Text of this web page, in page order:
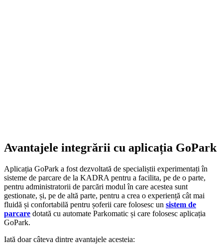
Avantajele integrării cu aplicația GoPark
Aplicația GoPark a fost dezvoltată de specialiștii experimentați în
sisteme de parcare de la KADRA pentru a facilita, pe de o parte,
pentru administratorii de parcări modul în care acestea sunt
gestionate, și, pe de altă parte, pentru a crea o experiență cât mai
fluidă și confortabilă pentru șoferii care folosesc un sistem de
parcare dotată cu automate Parkomatic și care folosesc aplicația
GoPark.
Iată doar câteva dintre avantajele acesteia: